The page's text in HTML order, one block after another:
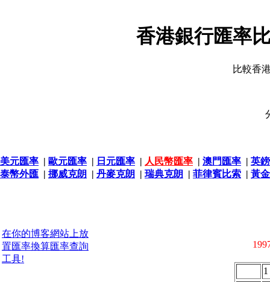
香港銀行匯率
比較香
美元匯率 | 歐元匯率 | 日元匯率 | 人民幣匯率 | 澳門匯率 | 英
泰幣外匯 | 挪威克朗 | 丹麥克朗 | 瑞典克朗 | 菲律賓比索 | 黃
在你的博客網站上放
置匯率換算匯率查詢
工具!
1